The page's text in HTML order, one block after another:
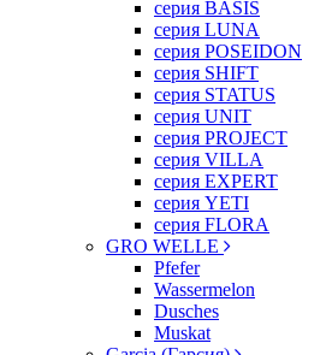
серия BASIS
серия LUNA
серия POSEIDON
серия SHIFT
серия STATUS
серия UNIT
серия PROJECT
серия VILLA
серия EXPERT
серия YETI
серия FLORA
GRO WELLE
Pfefer
Wassermelon
Dusсhes
Muskat